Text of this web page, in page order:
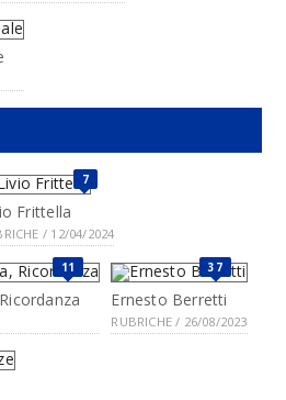
7
Frittella
/ 12/04/2024
11 37
Ernesto Berretti
RUBRICHE / 26/08/2023